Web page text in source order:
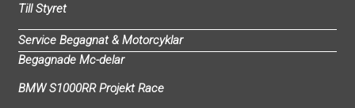
Till Styret
Service Begagnat & Motorcyklar
Begagnade Mc-delar
BMW S1000RR Projekt Race